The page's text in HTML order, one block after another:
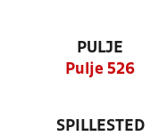
PULJE
Pulje 526
SPILLESTED